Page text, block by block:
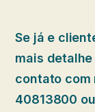
Se já e
mais
contato com
40813800